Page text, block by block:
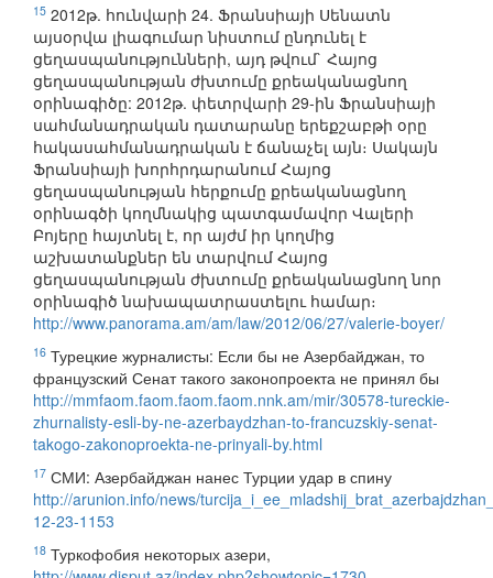
15 2012թ. հունվարի 24. Ֆրանսիայի Սենատն
այսօրվա լիագումար նիստում ընդունել է
ցեղասպանությունների, այդ թվում` Հայոց
ցեղասպանության ժխտումը քրեականացնող
օրինագիծը: 2012թ. փետրվարի 29-ին Ֆրանսիայի
սահմանադրական դատարանը երեքշաբթի օրը
հակասահմանադրական է ճանաչել այն։ Սակայն
Ֆրանսիայի խորհրդարանում Հայոց
ցեղասպանության հերքումը քրեականացնող
օրինագծի կողմնակից պատգամավոր Վալերի
Բոյերը հայտնել է, որ այժմ իր կողմից
աշխատանքներ են տարվում Հայոց
ցեղասպանության ժխտումը քրեականացնող նոր
օրինագիծ նախապատրաստելու համար։
http://www.panorama.am/am/law/2012/06/27/valerie-boyer/
16 Турецкие журналисты: Если бы не Азербайджан, то
французский Сенат такого законопроекта не принял бы
http://mmfaom.faom.faom.faom.nnk.am/mir/30578-tureckie-
zhurnalisty-esli-by-ne-azerbaydzhan-to-francuzskiy-senat-
takogo-zakonoproekta-ne-prinyali-by.html
17 СМИ: Азербайджан нанес Турции удар в спину
http://arunion.info/news/
12-23-1153
18 Туркофобия некоторых азери,